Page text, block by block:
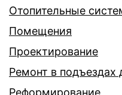
Отопительные
Помещения
Проектирование
Ремонт в подъездах